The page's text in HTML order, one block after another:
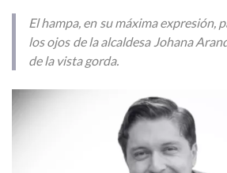
El hampa, en su máxima expresión,
los ojos de la alcaldesa Johana
de la vista gorda.